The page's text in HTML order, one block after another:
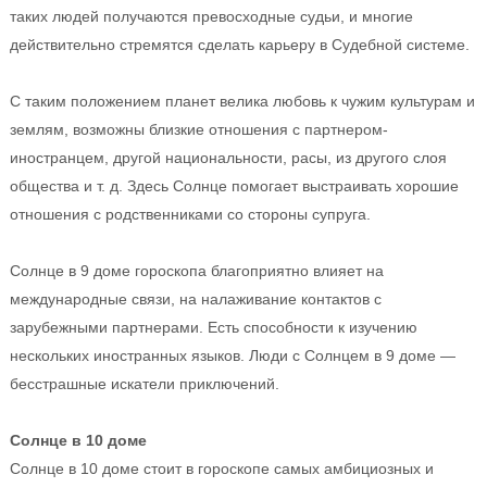
таких людей получаются превосходные судьи, и многие
действительно стремятся сделать карьеру в Судебной системе.
С таким положением планет велика любовь к чужим культурам и
землям, возможны близкие отношения с партнером-
иностранцем, другой национальности, расы, из другого слоя
общества и т. д. Здесь Солнце помогает выстраивать хорошие
отношения с родственниками со стороны супруга.
Солнце в 9 доме гороскопа благоприятно влияет на
международные связи, на налаживание контактов с
зарубежными партнерами. Есть способности к изучению
нескольких иностранных языков. Люди с Солнцем в 9 доме —
бесстрашные искатели приключений.
Солнце в 10 доме
Солнце в 10 доме стоит в гороскопе самых амбициозных и